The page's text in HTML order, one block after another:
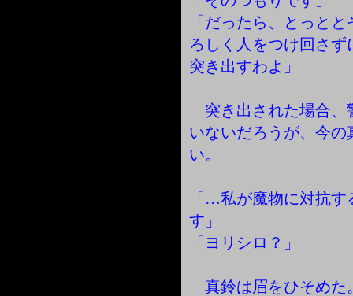
「だったら、とっと
ろしく人をつけ回さ
突き出すわよ」
突き出された場合、
いないだろうが、今
い。
「…私が魔物に対抗
す」
「ヨリシロ？」
真鈴は眉をひそめた